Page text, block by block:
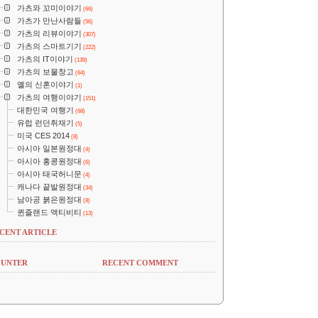
가츠와 꼬미이야기 (66)
가츠가 만난사람들 (56)
가츠의 리뷰이야기 (307)
가츠의 스마트기기 (222)
가츠의 IT이야기 (139)
가츠의 보물창고 (64)
옐의 신혼이야기 (1)
가츠의 여행이야기 (151)
대한민국 여행기 (68)
유럽 런던취재기 (5)
미국 CES 2014 (8)
아시아 일본원정대 (4)
아시아 홍콩원정대 (6)
아시아 태국허니문 (4)
캐나다 끝발원정대 (34)
남아공 붉은원정대 (8)
퀸즐랜드 액티비티 (13)
ARTICLE
RECENT COMMENT